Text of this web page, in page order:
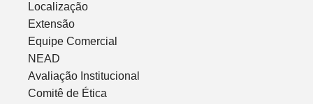
Localização
Extensão
Equipe Comercial
NEAD
Avaliação Institucional
Comitê de Ética